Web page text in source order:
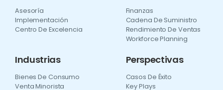
Asesoría
Implementación
Centro De Excelencia
Finanzas
Cadena De Suministro
Rendimiento De Ventas
Workforce Planning
Industrias
Bienes De Consumo
Venta Minorista
Perspectivas
Casos De Éxito
Key Plays